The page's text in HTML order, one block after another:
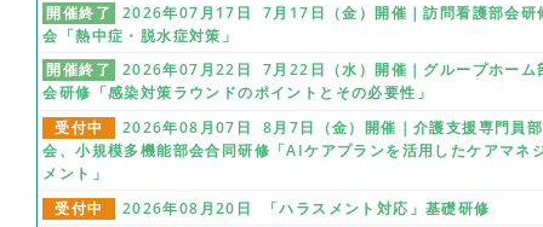
開催終了
2026年07月17日 7月17日（金）開催｜訪問看護部会研
会「熱中症・脱水症対策」
開催終了
2026年07月22日 7月22日（水）開催｜グループホーム
会研修「感染対策ラウンドのポイントとその必要性」
受付中
2026年08月07日 8月7日（金）開催｜介護支援専門員部
会、小規模多機能部会合同研修「AIケアプランを活用したケアマネ
メント」
受付中
2026年08月20日 「ハラスメント対応」基礎研修